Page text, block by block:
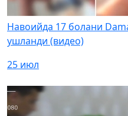
Навоийда 17 болани
ушланди (видео)
25 июл